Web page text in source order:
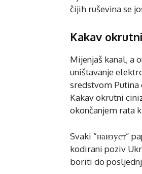
čijih ruševina se
Kakav
Mijenjaš kanal, a
uništavanje
sredstvom Putina
Kakav okrutni
okončanjem rata
Svaki “наизуст”
kodirani poziv
boriti do